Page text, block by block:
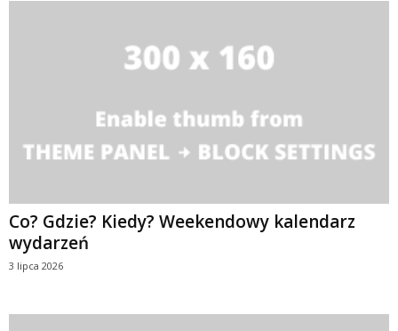
Co? Gdzie? Kiedy? Weekendowy kalendarz
wydarzeń
3 lipca 2026